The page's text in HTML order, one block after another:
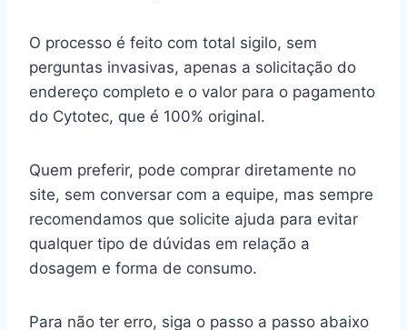
O processo é feito com total sigilo, sem
perguntas invasivas, apenas a solicitação do
endereço completo e o valor para o pagamento
do Cytotec, que é 100% original.
Quem preferir, pode comprar diretamente no
site, sem conversar com a equipe, mas sempre
recomendamos que solicite ajuda para evitar
qualquer tipo de dúvidas em relação a
dosagem e forma de consumo.
Para não ter erro, siga o passo a passo abaixo